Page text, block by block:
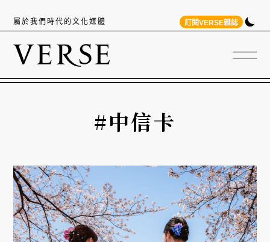
屬於我們時代的文化媒體 訂閱VERSE雜誌
#中信卡